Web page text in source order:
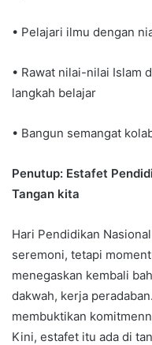
• Pelajari ilmu dengan
• Rawat nilai-nilai Islam
langkah belajar
• Bangun semangat
Penutup: Estafet
Tangan kita
Hari Pendidikan
seremoni, tetapi
menegaskan kembali
dakwah, kerja
membuktikan
Kini, estafet itu ada di